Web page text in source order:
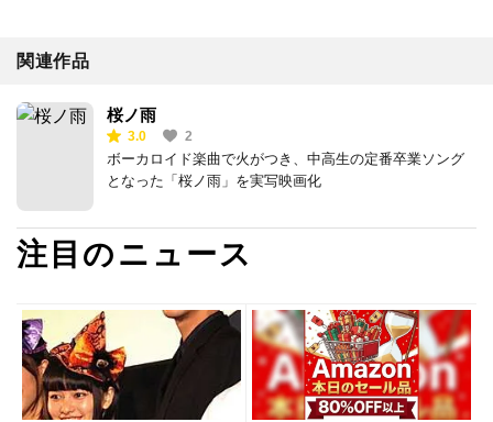
関連作品
桜ノ雨
3.0 2
ボーカロイド楽曲で火がつき、中高生の定番卒業ソング
となった「桜ノ雨」を実写映画化
注目のニュース